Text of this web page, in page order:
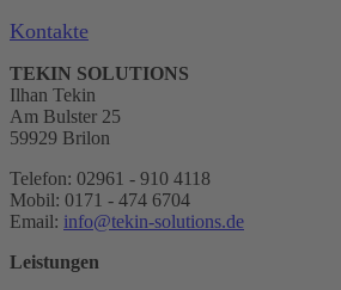
Kontakte
TEKIN SOLUTIONS
Ilhan Tekin
Am Bulster 25
59929 Brilon
Telefon: 02961 - 910 4118
Mobil: 0171 - 474 6704
Email: info@tekin-solutions.de
Leistungen